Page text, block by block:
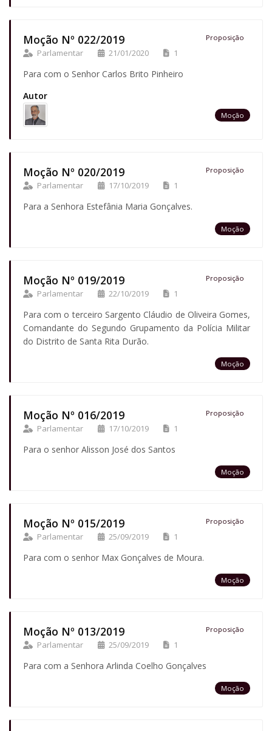
Moção Nº 022/2019 Proposição
Parlamentar 21/01/2020 1
Para com o Senhor Carlos Brito Pinheiro
Autor
Moção
Moção Nº 020/2019 Proposição
Parlamentar 17/10/2019 1
Para a Senhora Estefânia Maria Gonçalves.
Moção
Moção Nº 019/2019 Proposição
Parlamentar 22/10/2019 1
Para com o terceiro Sargento Cláudio de Oliveira Gomes,
Comandante do Segundo Grupamento da Polícia Militar
do Distrito de Santa Rita Durão.
Moção
Moção Nº 016/2019 Proposição
Parlamentar 17/10/2019 1
Para o senhor Alisson José dos Santos
Moção
Moção Nº 015/2019 Proposição
Parlamentar 25/09/2019 1
Para com o senhor Max Gonçalves de Moura.
Moção
Moção Nº 013/2019 Proposição
Parlamentar 25/09/2019 1
Para com a Senhora Arlinda Coelho Gonçalves
Moção